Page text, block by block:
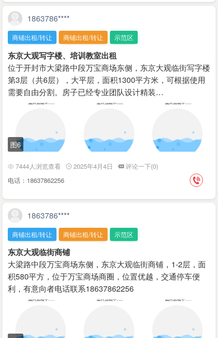
1863786****
商铺出租/转让 商铺出租/转让 示范区
东京大观写字楼、培训教室出租
位于开封市大梁路中段万宝商场东侧，东京大观临街写字楼
第3层（共6层），大平层，面积1300平方米，可根据使用
需要自由分割。房子已经专业团队设计精装…
图6
7444人浏览查看 2025年4月4日
评论一下(0)
电话：18637862256
1863786****
商铺出租/转让 商铺出租/转让 示范区
东京大观临街商铺
大梁路中段万宝商场东侧，东京大观临街商铺，1-2层，面
积580平方，位于万宝商场商圈，位置优越，交通停车便
利，有意向者电话联系18637862256